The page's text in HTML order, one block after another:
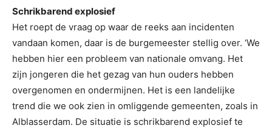
Schrikbarend explosief
Het roept de vraag op waar de reeks aan incidenten
vandaan komen, daar is de burgemeester stellig over. ‘We
hebben hier een probleem van nationale omvang. Het
zijn jongeren die het gezag van hun ouders hebben
overgenomen en ondermijnen. Het is een landelijke
trend die we ook zien in omliggende gemeenten, zoals in
Alblasserdam. De situatie is schrikbarend explosief te